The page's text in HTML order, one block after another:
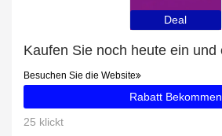
Deal
Besuchen Sie die Website
Rabatt Bekommen
25 klickt